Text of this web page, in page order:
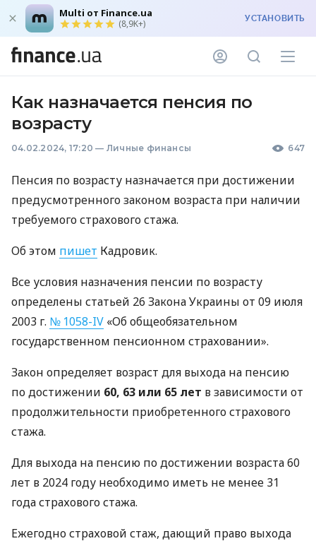
Multi от Finance.ua
(8,9K+) УСТАНОВИТЬ
Как назначается пенсия по
возрасту
04.02.2024, 17:20 — Личные финансы 647
Пенсия по возрасту назначается при достижении
предусмотренного законом возраста при наличии
требуемого страхового стажа.
Об этом пишет Кадровик.
Все условия назначения пенсии по возрасту
определены статьей 26 Закона Украины от 09 июля
2003 г. № 1058-IV «Об общеобязательном
государственном пенсионном страховании».
Закон определяет возраст для выхода на пенсию
по достижении 60, 63 или 65 лет в зависимости от
продолжительности приобретенного страхового
стажа.
Для выхода на пенсию по достижении возраста 60
лет в 2024 году необходимо иметь не менее 31
года страхового стажа.
Ежегодно страховой стаж, дающий право выхода